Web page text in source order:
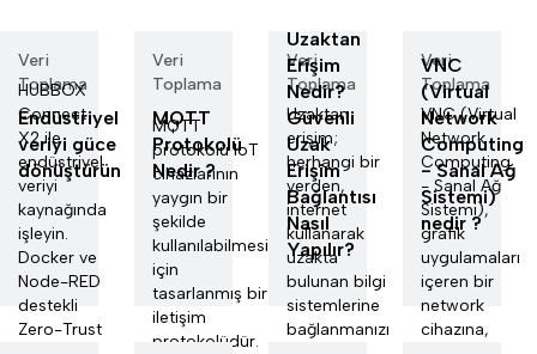
Veri
Toplama
Endüstriyel
veriyi güce
dönüştürün
HUBBOX
Connect
X2 ile
endüstriyel
veriyi
kaynağında
işleyin.
Docker ve
Node-RED
destekli
Zero-Trust
Veri
Toplama
MQTT
Protokolü
Nedir ?
MQTT
protokolü IoT
cihazlarının
yaygın bir
şekilde
kullanılabilmesi
için
tasarlanmış bir
iletişim
protokolüdür.
Veri
Toplama
Uzaktan
Erişim
Nedir?
Güvenli
Uzak
Erişim
Bağlantısı
Nasıl
Yapılır?
Uzaktan
erişim;
herhangi bir
yerden,
internet
kullanarak
uzakta
bulunan bilgi
sistemlerine
bağlanmanızı
Veri
Toplama
VNC
(Virtual
Network
Computing
- Sanal Ağ
Sistemi)
nedir ?
VNC (Virtual
Network
Computing
- Sanal Ağ
Sistemi),
grafik
uygulamaları
içeren bir
network
cihazına,